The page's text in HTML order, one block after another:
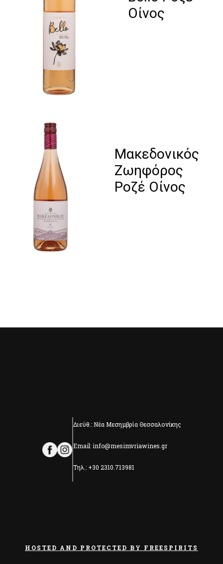
Οίνος
Μακεδονικός
Ζωηφόρος
Ροζέ Οίνος
Διεύθ.: Νέα Μεσημβρία Θεσσαλονίκης
Email: info@mesimvriawines.gr
Τηλ.: +30 2310.713981
HOSTED AND PROTECTED BY FREESPIRITS